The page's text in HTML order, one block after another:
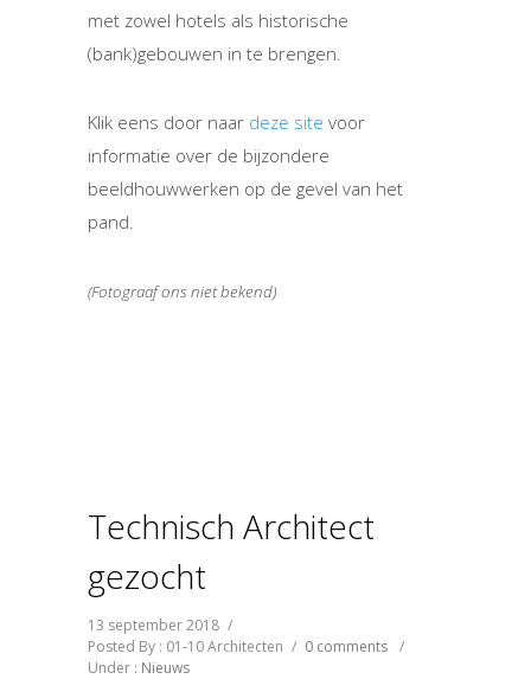
met zowel hotels als historische
(bank)gebouwen in te brengen.
Klik eens door naar deze site voor
informatie over de bijzondere
beeldhouwwerken op de gevel van het
pand.
(Fotograaf ons niet bekend)
Technisch Architect
gezocht
13 september 2018 /
Posted By : 01-10 Architecten / 0 comments /
Under : Nieuws